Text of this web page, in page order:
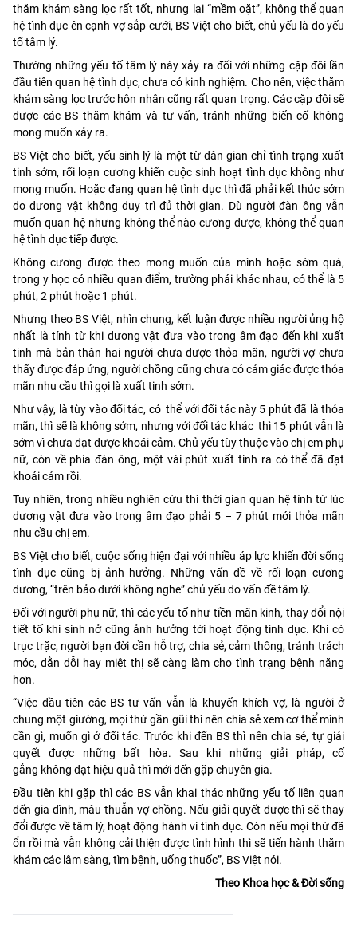
thăm khám sàng lọc rất tốt, nhưng lại “mềm oặt”, không thể quan
hệ tình dục ên cạnh vợ sắp cưới, BS Việt cho biết, chủ yếu là do yếu
tố tâm lý.
Thường những yếu tố tâm lý này xảy ra đối với những cặp đôi lần
đầu tiên quan hệ tình dục, chưa có kinh nghiệm. Cho nên, việc thăm
khám sàng lọc trước hôn nhân cũng rất quan trọng. Các cặp đôi sẽ
được các BS thăm khám và tư vấn, tránh những biến cố không
mong muốn xảy ra.
BS Việt cho biết, yếu sinh lý là một từ dân gian chỉ tình trạng xuất
tinh sớm, rối loạn cương khiến cuộc sinh hoạt tình dục không như
mong muốn. Hoặc đang quan hệ tình dục thì đã phải kết thúc sớm
do dương vật không duy trì đủ thời gian. Dù người đàn ông vẫn
muốn quan hệ nhưng không thể nào cương được, không thể quan
hệ tình dục tiếp được.
Không cương được theo mong muốn của mình hoặc sớm quá,
trong y học có nhiều quan điểm, trường phái khác nhau, có thể là 5
phút, 2 phút hoặc 1 phút.
Nhưng theo BS Việt, nhìn chung, kết luận được nhiều người ủng hộ
nhất là tính từ khi dương vật đưa vào trong âm đạo đến khi xuất
tinh mà bản thân hai người chưa được thỏa mãn, người vợ chưa
thấy được đáp ứng, người chồng cũng chưa có cảm giác được thỏa
mãn nhu cầu thì gọi là xuất tinh sớm.
Như vậy, là tùy vào đối tác, có thể với đối tác này 5 phút đã là thỏa
mãn, thì sẽ là không sớm, nhưng với đối tác khác thì 15 phút vẫn là
sớm vì chưa đạt được khoái cảm. Chủ yếu tùy thuộc vào chị em phụ
nữ, còn về phía đàn ông, một vài phút xuất tinh ra có thể đã đạt
khoái cảm rồi.
Tuy nhiên, trong nhiều nghiên cứu thì thời gian quan hệ tính từ lúc
dương vật đưa vào trong âm đạo phải 5 – 7 phút mới thỏa mãn
nhu cầu chị em.
BS Việt cho biết, cuộc sống hiện đại với nhiều áp lực khiến đời sống
tình dục cũng bị ảnh hưởng. Những vấn đề về rối loạn cương
dương, “trên bảo dưới không nghe” chủ yếu do vấn đề tâm lý.
Đối với người phụ nữ, thì các yếu tố như tiền mãn kinh, thay đổi nội
tiết tố khi sinh nở cũng ảnh hưởng tới hoạt động tình dục. Khi có
trục trặc, người bạn đời cần hỗ trợ, chia sẻ, cảm thông, tránh trách
móc, dằn dỗi hay miệt thị sẽ càng làm cho tình trạng bệnh nặng
hơn.
“Việc đầu tiên các BS tư vấn vẫn là khuyến khích vợ, là người ở
chung một giường, mọi thứ gần gũi thì nên chia sẻ xem cơ thể mình
cần gì, muốn gì ở đối tác. Trước khi đến BS thì nên chia sẻ, tự giải
quyết được những bất hòa. Sau khi những giải pháp, cố
gắng không đạt hiệu quả thì mới đến gặp chuyên gia.
Đầu tiên khi gặp thì các BS vẫn khai thác những yếu tố liên quan
đến gia đình, mâu thuẫn vợ chồng. Nếu giải quyết được thì sẽ thay
đổi được về tâm lý, hoạt động hành vi tình dục. Còn nếu mọi thứ đã
ổn rồi mà vẫn không cải thiện được tình hình thì sẽ tiến hành thăm
khám các lâm sàng, tìm bệnh, uống thuốc”, BS Việt nói.
Theo Khoa học & Đời sống